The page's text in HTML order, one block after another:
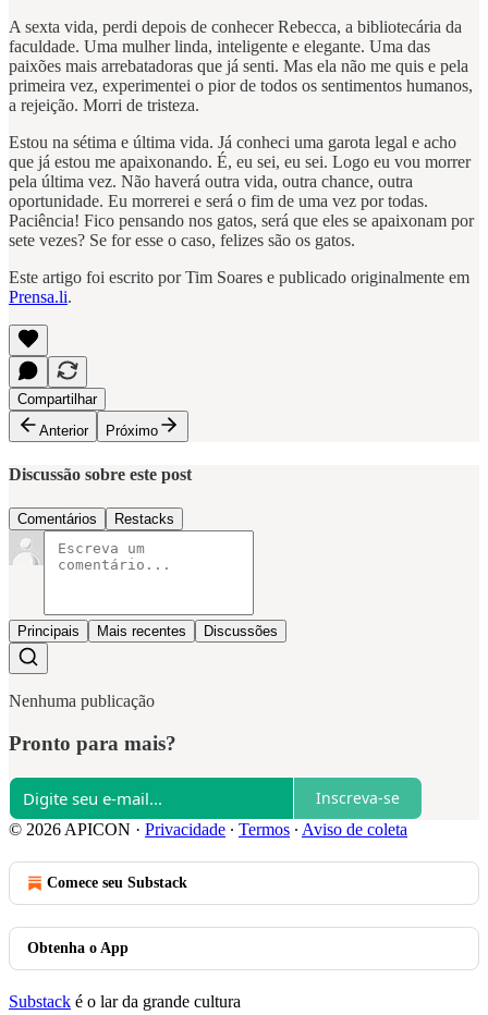
A sexta vida, perdi depois de conhecer Rebecca, a bibliotecária da
faculdade. Uma mulher linda, inteligente e elegante. Uma das
paixões mais arrebatadoras que já senti. Mas ela não me quis e pela
primeira vez, experimentei o pior de todos os sentimentos humanos,
a rejeição. Morri de tristeza.
Estou na sétima e última vida. Já conheci uma garota legal e acho
que já estou me apaixonando. É, eu sei, eu sei. Logo eu vou morrer
pela última vez. Não haverá outra vida, outra chance, outra
oportunidade. Eu morrerei e será o fim de uma vez por todas.
Paciência! Fico pensando nos gatos, será que eles se apaixonam por
sete vezes? Se for esse o caso, felizes são os gatos.
Este artigo foi escrito por Tim Soares e publicado originalmente em
Prensa.li.
Compartilhar
Anterior
Próximo
Discussão sobre este post
Comentários Restacks
Principais Mais recentes Discussões
Nenhuma publicação
Pronto para mais?
Inscreva-se
© 2026 APICON · Privacidade ∙ Termos ∙ Aviso de coleta
Comece seu Substack
Obtenha o App
Substack é o lar da grande cultura